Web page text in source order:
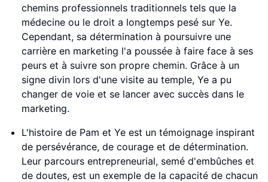
chemins professionnels traditionnels tels que la
médecine ou le droit a longtemps pesé sur Ye.
Cependant, sa détermination à poursuivre une
carrière en marketing l'a poussée à faire face à ses
peurs et à suivre son propre chemin. Grâce à un
signe divin lors d'une visite au temple, Ye a pu
changer de voie et se lancer avec succès dans le
marketing.
L'histoire de Pam et Ye est un témoignage inspirant
de persévérance, de courage et de détermination.
Leur parcours entrepreneurial, semé d'embûches et
de doutes, est un exemple de la capacité de chacun